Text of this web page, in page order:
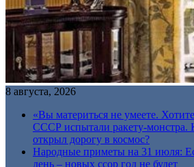
8 августа, 2026
«Вы материться не умеете.
СССР испытали ракету-монстра.
открыл дорогу в космос?
Народные приметы на 31 июля:
день – новых ссор год не будет